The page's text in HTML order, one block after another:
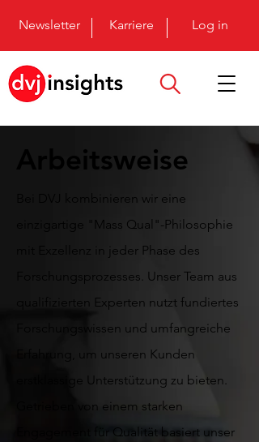
Newsletter Karriere Log in
Arbeitsweise
Bei DVJ kombinieren wir eine
einzigartige "Mass Qual"-Philosophie
mit Exzellenz in jeder Phase des
Forschungsprozesses. Unser Team aus
qualifizierten Experten nutzt fundiertes
Forschungswissen und umfangreiche
Erfahrung, um unseren Kunden
erstklassige Unterstützung zu bieten.
Getrieben von einem starken
Engagement für Qualität basiert unser